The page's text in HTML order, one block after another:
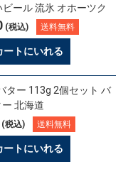
ール 流氷 オホーツク
(税込) 送料無料
ートにいれる
ター 113g 2個セット バ
ー 北海道
税込) 送料無料
ートにいれる